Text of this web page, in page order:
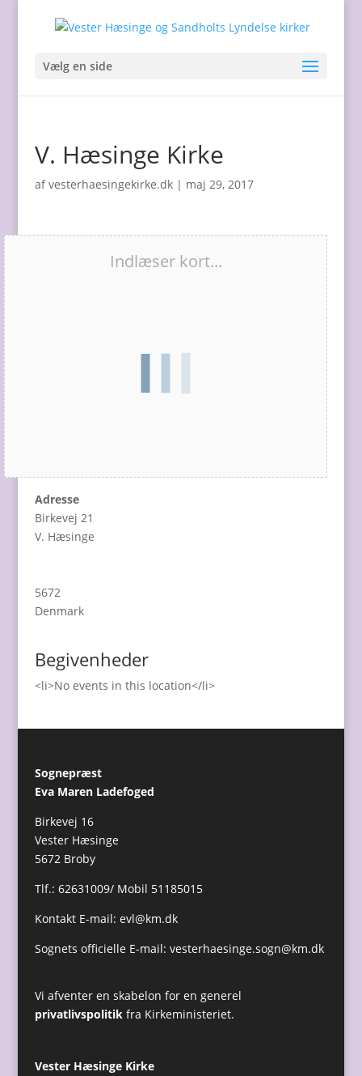
Vælg en side
V. Hæsinge Kirke
afvesterhaesingekirke.dk| maj 29, 2017
Indlæser kort...
Adresse
Birkevej 21
V. Hæsinge
5672
Denmark
Begivenheder
<li>No events in this location</li>
Sognepræst
Eva Maren Ladefoged
Birkevej 16
Vester Hæsinge
5672 Broby
Tlf.: 62631009/ Mobil 51185015
Kontakt E-mail: evl@km.dk
Sognets officielle E-mail: vesterhaesinge.sogn@km.dk
Vi afventer en skabelon for en generel
privatlivspolitikfra Kirkeministeriet.
Vester Hæsinge Kirke